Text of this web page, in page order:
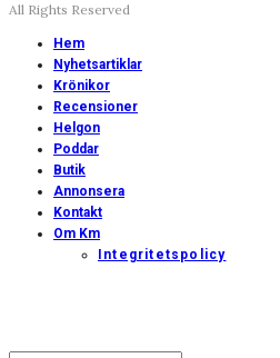
All Rights Reserved
Hem
Nyhetsartiklar
Krönikor
Recensioner
Helgon
Poddar
Butik
Annonsera
Kontakt
Om Km
Integritetspolicy